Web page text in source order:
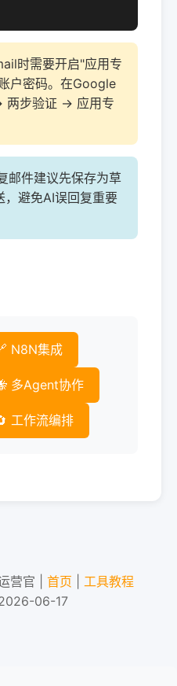
时需要开启"应用专
户密码。在Google
步验证 → 应用专
邮件建议先保存为草
，避免AI误回复重要
N8N集成
多Agent协作
工作流编排
营官 | 首页
工具教程
06-17